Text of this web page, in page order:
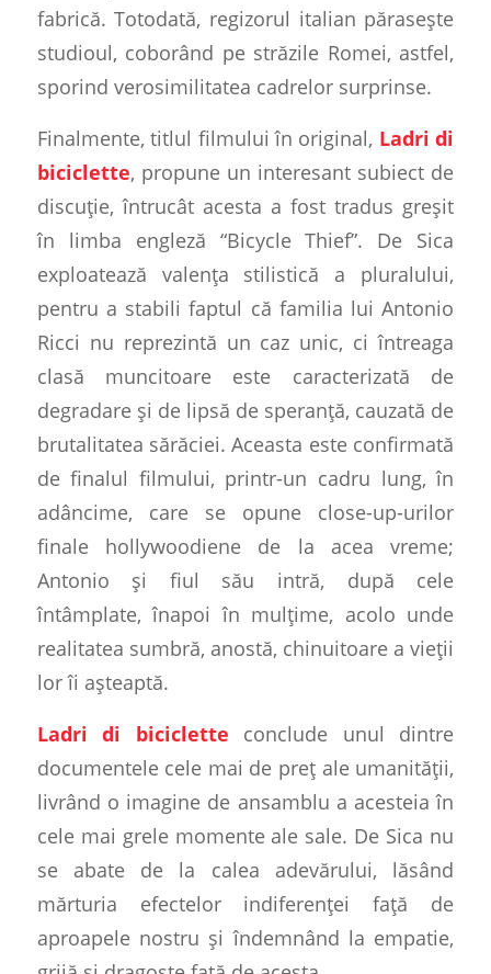
fabrică. Totodată, regizorul italian părasește
studioul, coborând pe străzile Romei, astfel,
sporind verosimilitatea cadrelor surprinse.
Finalmente, titlul filmului în original, Ladri di
biciclette, propune un interesant subiect de
discuție, întrucât acesta a fost tradus greșit
în limba engleză “Bicycle Thief”. De Sica
exploatează valența stilistică a pluralului,
pentru a stabili faptul că familia lui Antonio
Ricci nu reprezintă un caz unic, ci întreaga
clasă muncitoare este caracterizată de
degradare și de lipsă de speranță, cauzată de
brutalitatea sărăciei. Aceasta este confirmată
de finalul filmului, printr-un cadru lung, în
adâncime, care se opune close-up-urilor
finale hollywoodienede la acea vreme;
Antonio și fiul său intră, după cele
întâmplate, înapoi în mulțime, acolo unde
realitatea sumbră, anostă, chinuitoare a vieții
lor îi așteaptă.
Ladri di biciclette conclude unul dintre
documentele cele mai de preț ale umanității,
livrând o imagine de ansamblu a acesteia în
cele mai grele momente ale sale. De Sica nu
se abate de la calea adevărului, lăsând
mărturia efectelor indiferenței față de
aproapele nostru și îndemnând la empatie,